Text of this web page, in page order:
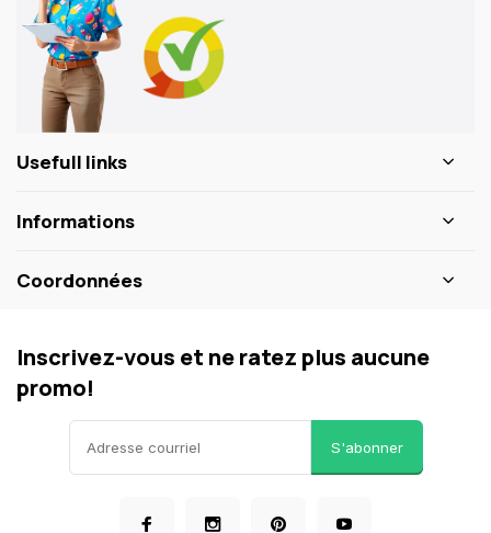
Usefull links
Informations
Coordonnées
Inscrivez-vous et ne ratez plus aucune
promo!
S'abonner